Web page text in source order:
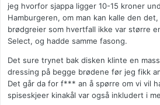
jeg hvorfor sjappa ligger 10-15 kroner
Hamburgeren, om man kan kalle den
brødgreier som hvertfall ikke var større
Select, og hadde samme fasong.
Det sure trynet bak disken klinte en
dressing på begge brødene før jeg fikk
Det går da for f*** an å spørre om vi vil
spiseskjeer kinakål var også inkludert i